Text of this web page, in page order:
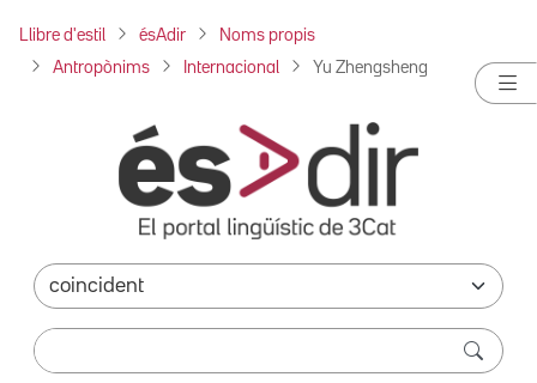
Llibre d'estil ésAdir Noms propis
Antropònims Internacional Yu Zhengsheng